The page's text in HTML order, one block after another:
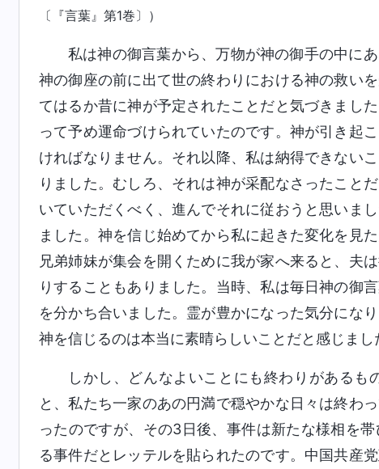
〔『言葉』第1巻〕）
私は神の御言葉から、万物が神の御手の中に
神の御座の前に出て世の終わりにおける神の救い
てはるか昔に神が予定されたことだと気づきまし
って予め運命づけられていたのです。神が引き起
ければなりません。それ以降、私は納得できない
りました。むしろ、それは神が采配なさったこと
いていただくべく、進んでそれに従おうと思いま
ました。神を信じ始めてから私に起きた変化を見
兄弟姉妹が集会を開くために我が家へ来ると、夫
りすることもありました。当時、私は毎日神の御
を分かち合いました。霊が豊かになった気分にな
神を信じるのは本当に素晴らしいことだと感じまし
しかし、どんなよいことにも終わりがある
と、私たち一家のあの円満で穏やかな日々は終わ
ったのですが、その3日後、事件は新たな様相を
る事件だとレッテルを貼られたのです。中国共産